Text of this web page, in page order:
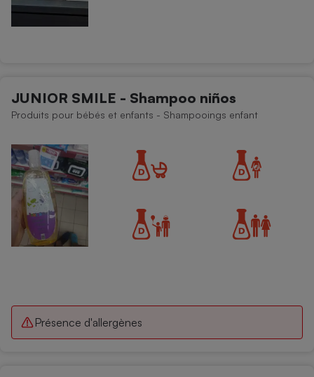
JUNIOR SMILE - Shampoo niños
Produits pour bébés et enfants - Shampooings enfant
Présence d'allergènes